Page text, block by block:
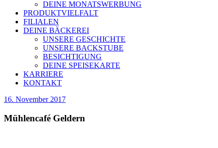
DEINE MONATSWERBUNG
PRODUKTVIELFALT
FILIALEN
DEINE BÄCKEREI
UNSERE GESCHICHTE
UNSERE BACKSTUBE
BESICHTIGUNG
DEINE SPEISEKARTE
KARRIERE
KONTAKT
16. November 2017
Mühlencafé Geldern